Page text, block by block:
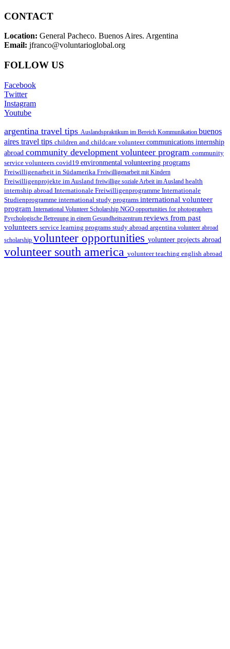
CONTACT
Location: General Pacheco. Buenos Aires. Argentina
Email: jfranco@voluntarioglobal.org
FOLLOW US
Facebook
Twitter
Instagram
Youtube
argentina travel tips Auslandspraktikum im Bereich Kommunikation buenos
aires travel tips children and childcare volunteercommunications internship
abroad community development volunteer program community
service volunteers covid19 environmental volunteering programs
Freiwilligenarbeit in Südamerika Freiwilligenarbeit mit Kindern
Freiwilligenprojekte im Ausland freiwillige soziale Arbeit im Ausland health
internship abroad Internationale Freiwilligenprogramme Internationale
Studienprogramme international study programs international volunteer
program International Volunteer Scholarship NGO opportunities for photographers
Psychologische Betreuung in einem Gesundheitszentrum reviews from past
volunteers service learning programs study abroad argentina volunteer abroad
scholarship volunteer opportunities volunteer projects abroad
volunteer south america volunteer teaching english abroad